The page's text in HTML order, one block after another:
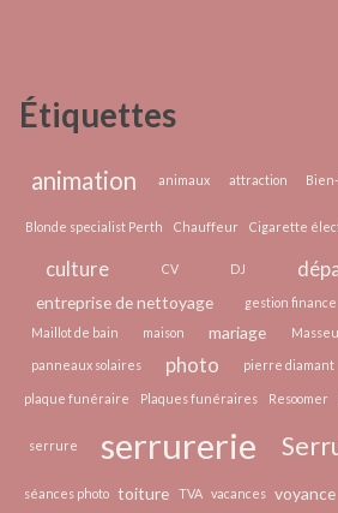
picnic
en
2025
?
Étiquettes
animation animaux attraction
Blonde specialist Perth Chauffeur Cigarette
culture CV DJ
entreprise de nettoyage gestion finance
Maillot de bain maison mariage
panneaux solaires photo pierre diamant
plaque funéraire Plaques funéraires Resoomer
serrure serrurerie
séances photo toiture TVA vacances voyance